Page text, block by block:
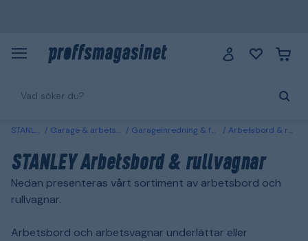
STANLEY Garage & arbetsplats Garageinredning & förvaring Arbetsbord & rullvagnar
STANLEY Arbetsbord & rullvagnar
Nedan presenteras vårt sortiment av arbetsbord och
rullvagnar.
Arbetsbord och arbetsvagnar underlättar eller